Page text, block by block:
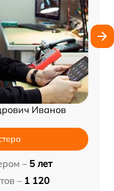
Иванов
– 5 лет
– 1 120